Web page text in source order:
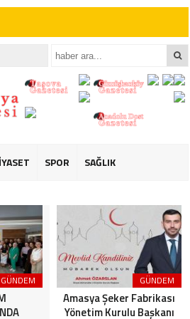
İçin Anlamlı
İçin Anlamlı
SPOR SAĞLIK
GÜNDEM GÜNDEM
Amasya Şeker Fabrikası
Yönetim Kurulu Başkanı